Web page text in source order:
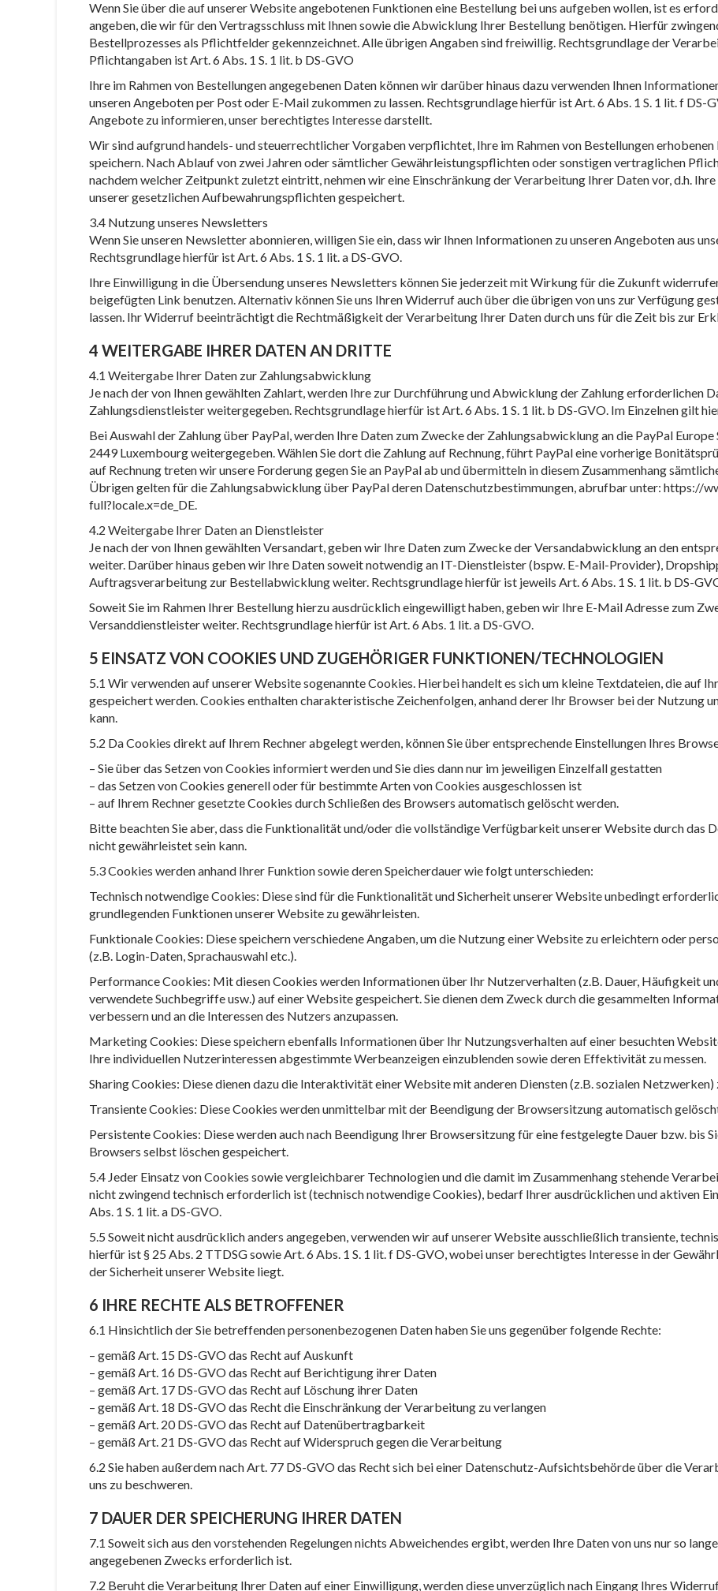
Wenn Sie über die auf unserer Website angebotenen Funktionen eine Bestellung bei uns aufgeben wollen, ist es
angeben, die wir für den Vertragsschluss mit Ihnen sowie die Abwicklung Ihrer Bestellung benötigen. Hierfür
Bestellprozesses als Pflichtfelder gekennzeichnet. Alle übrigen Angaben sind freiwillig. Rechtsgrundlage der
Pflichtangaben ist Art. 6 Abs. 1 S. 1 lit. b DS-GVO
Ihre im Rahmen von Bestellungen angegebenen Daten können wir darüber hinaus dazu verwenden Ihnen
unseren Angeboten per Post oder E-Mail zukommen zu lassen. Rechtsgrundlage hierfür ist Art. 6 Abs. 1 S. 1 lit. f DS-
Angebote zu informieren, unser berechtigtes Interesse darstellt.
Wir sind aufgrund handels- und steuerrechtlicher Vorgaben verpflichtet, Ihre im Rahmen von Bestellungen erhobenen
speichern. Nach Ablauf von zwei Jahren oder sämtlicher Gewährleistungspflichten oder sonstigen vertraglichen
nachdem welcher Zeitpunkt zuletzt eintritt, nehmen wir eine Einschränkung der Verarbeitung Ihrer Daten vor, d.h.
unserer gesetzlichen Aufbewahrungspflichten gespeichert.
3.4 Nutzung unseres Newsletters
Wenn Sie unseren Newsletter abonnieren, willigen Sie ein, dass wir Ihnen Informationen zu unseren Angeboten aus
Rechtsgrundlage hierfür ist Art. 6 Abs. 1 S. 1 lit. a DS-GVO.
Ihre Einwilligung in die Übersendung unseres Newsletters können Sie jederzeit mit Wirkung für die Zukunft
beigefügten Link benutzen. Alternativ können Sie uns Ihren Widerruf auch über die übrigen von uns zur Verfügung
lassen. Ihr Widerruf beeinträchtigt die Rechtmäßigkeit der Verarbeitung Ihrer Daten durch uns für die Zeit bis zur
4 WEITERGABE IHRER DATEN AN DRITTE
4.1 Weitergabe Ihrer Daten zur Zahlungsabwicklung
Je nach der von Ihnen gewählten Zahlart, werden Ihre zur Durchführung und Abwicklung der Zahlung erforderlichen
Zahlungsdienstleister weitergegeben. Rechtsgrundlage hierfür ist Art. 6 Abs. 1 S. 1 lit. b DS-GVO. Im Einzelnen gilt
Bei Auswahl der Zahlung über PayPal, werden Ihre Daten zum Zwecke der Zahlungsabwicklung an die PayPal Europe
2449 Luxembourg weitergegeben. Wählen Sie dort die Zahlung auf Rechnung, führt PayPal eine vorherige
auf Rechnung treten wir unsere Forderung gegen Sie an PayPal ab und übermitteln in diesem Zusammenhang
Übrigen gelten für die Zahlungsabwicklung über PayPal deren Datenschutzbestimmungen, abrufbar unter: https://
full?locale.x=de_DE.
4.2 Weitergabe Ihrer Daten an Dienstleister
Je nach der von Ihnen gewählten Versandart, geben wir Ihre Daten zum Zwecke der Versandabwicklung an den
weiter. Darüber hinaus geben wir Ihre Daten soweit notwendig an IT-Dienstleister (bspw. E-Mail-Provider),
Auftragsverarbeitung zur Bestellabwicklung weiter. Rechtsgrundlage hierfür ist jeweils Art. 6 Abs. 1 S. 1 lit. b DS-
Soweit Sie im Rahmen Ihrer Bestellung hierzu ausdrücklich eingewilligt haben, geben wir Ihre E-Mail Adresse zum
Versanddienstleister weiter. Rechtsgrundlage hierfür ist Art. 6 Abs. 1 lit. a DS-GVO.
5 EINSATZ VON COOKIES UND ZUGEHÖRIGER FUNKTIONEN/TECHNOLOGIEN
5.1 Wir verwenden auf unserer Website sogenannte Cookies. Hierbei handelt es sich um kleine Textdateien, die auf
gespeichert werden. Cookies enthalten charakteristische Zeichenfolgen, anhand derer Ihr Browser bei der Nutzung
kann.
5.2 Da Cookies direkt auf Ihrem Rechner abgelegt werden, können Sie über entsprechende Einstellungen Ihres
– Sie über das Setzen von Cookies informiert werden und Sie dies dann nur im jeweiligen Einzelfall gestatten
– das Setzen von Cookies generell oder für bestimmte Arten von Cookies ausgeschlossen ist
– auf Ihrem Rechner gesetzte Cookies durch Schließen des Browsers automatisch gelöscht werden.
Bitte beachten Sie aber, dass die Funktionalität und/oder die vollständige Verfügbarkeit unserer Website durch das
nicht gewährleistet sein kann.
5.3 Cookies werden anhand Ihrer Funktion sowie deren Speicherdauer wie folgt unterschieden:
Technisch notwendige Cookies: Diese sind für die Funktionalität und Sicherheit unserer Website unbedingt
grundlegenden Funktionen unserer Website zu gewährleisten.
Funktionale Cookies: Diese speichern verschiedene Angaben, um die Nutzung einer Website zu erleichtern oder
(z.B. Login-Daten, Sprachauswahl etc.).
Performance Cookies: Mit diesen Cookies werden Informationen über Ihr Nutzerverhalten (z.B. Dauer, Häufigkeit
verwendete Suchbegriffe usw.) auf einer Website gespeichert. Sie dienen dem Zweck durch die gesammelten
verbessern und an die Interessen des Nutzers anzupassen.
Marketing Cookies: Diese speichern ebenfalls Informationen über Ihr Nutzungsverhalten auf einer besuchten
Ihre individuellen Nutzerinteressen abgestimmte Werbeanzeigen einzublenden sowie deren Effektivität zu messen.
Sharing Cookies: Diese dienen dazu die Interaktivität einer Website mit anderen Diensten (z.B. sozialen
Transiente Cookies: Diese Cookies werden unmittelbar mit der Beendigung der Browsersitzung automatisch
Persistente Cookies: Diese werden auch nach Beendigung Ihrer Browsersitzung für eine festgelegte Dauer bzw. bis
Browsers selbst löschen gespeichert.
5.4 Jeder Einsatz von Cookies sowie vergleichbarer Technologien und die damit im Zusammenhang stehende
nicht zwingend technisch erforderlich ist (technisch notwendige Cookies), bedarf Ihrer ausdrücklichen und aktiven
Abs. 1 S. 1 lit. a DS-GVO.
5.5 Soweit nicht ausdrücklich anders angegeben, verwenden wir auf unserer Website ausschließlich transiente,
hierfür ist § 25 Abs. 2 TTDSG sowie Art. 6 Abs. 1 S. 1 lit. f DS-GVO, wobei unser berechtigtes Interesse in der
der Sicherheit unserer Website liegt.
6 IHRE RECHTE ALS BETROFFENER
6.1 Hinsichtlich der Sie betreffenden personenbezogenen Daten haben Sie uns gegenüber folgende Rechte:
– gemäß Art. 15 DS-GVO das Recht auf Auskunft
– gemäß Art. 16 DS-GVO das Recht auf Berichtigung ihrer Daten
– gemäß Art. 17 DS-GVO das Recht auf Löschung ihrer Daten
– gemäß Art. 18 DS-GVO das Recht die Einschränkung der Verarbeitung zu verlangen
– gemäß Art. 20 DS-GVO das Recht auf Datenübertragbarkeit
– gemäß Art. 21 DS-GVO das Recht auf Widerspruch gegen die Verarbeitung
6.2 Sie haben außerdem nach Art. 77 DS-GVO das Recht sich bei einer Datenschutz-Aufsichtsbehörde über die
uns zu beschweren.
7 DAUER DER SPEICHERUNG IHRER DATEN
7.1 Soweit sich aus den vorstehenden Regelungen nichts Abweichendes ergibt, werden Ihre Daten von uns nur so
angegebenen Zwecks erforderlich ist.
7.2 Beruht die Verarbeitung Ihrer Daten auf einer Einwilligung, werden diese unverzüglich nach Eingang Ihres